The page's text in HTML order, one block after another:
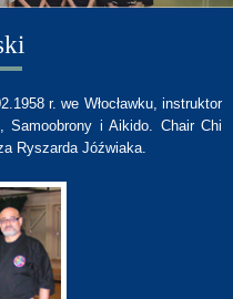
r. we Włocławku, instruktor
i Aikido. Chair Chi
Ryszarda Jóźwiaka.